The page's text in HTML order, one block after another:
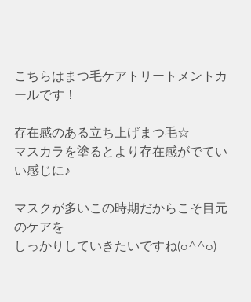
こちらはまつ毛ケアトリートメントカ
ールです！
存在感のある立ち上げまつ毛☆
マスカラを塗るとより存在感がでてい
い感じに♪
マスクが多いこの時期だからこそ目元
のケアを
しっかりしていきたいですね(o^^o)